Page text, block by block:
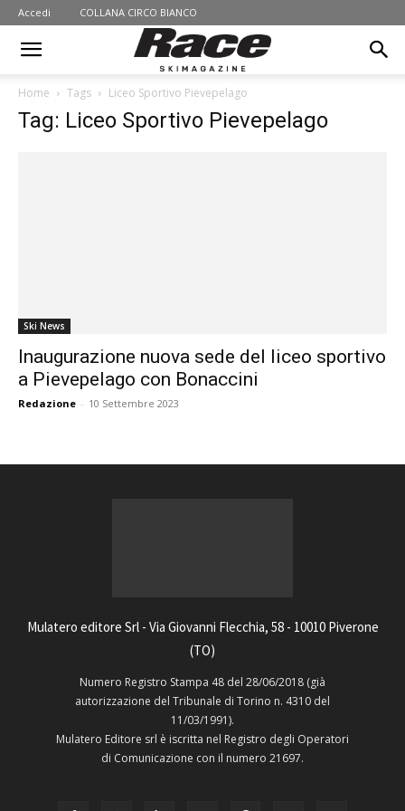
Accedi COLLANA CIRCO BIANCO
Home Tags Liceo Sportivo Pievepelago
Tag: Liceo Sportivo Pievepelago
Ski News
Inaugurazione nuova sede del liceo sportivo
a Pievepelago con Bonaccini
Redazione - 10 Settembre 2023
Mulatero editore Srl - Via Giovanni Flecchia, 58 - 10010 Piverone
(TO)
Numero Registro Stampa 48 del 28/06/2018 (già
autorizzazione del Tribunale di Torino n. 4310 del
11/03/1991).
Mulatero Editore srl è iscritta nel Registro degli Operatori
di Comunicazione con il numero 21697.